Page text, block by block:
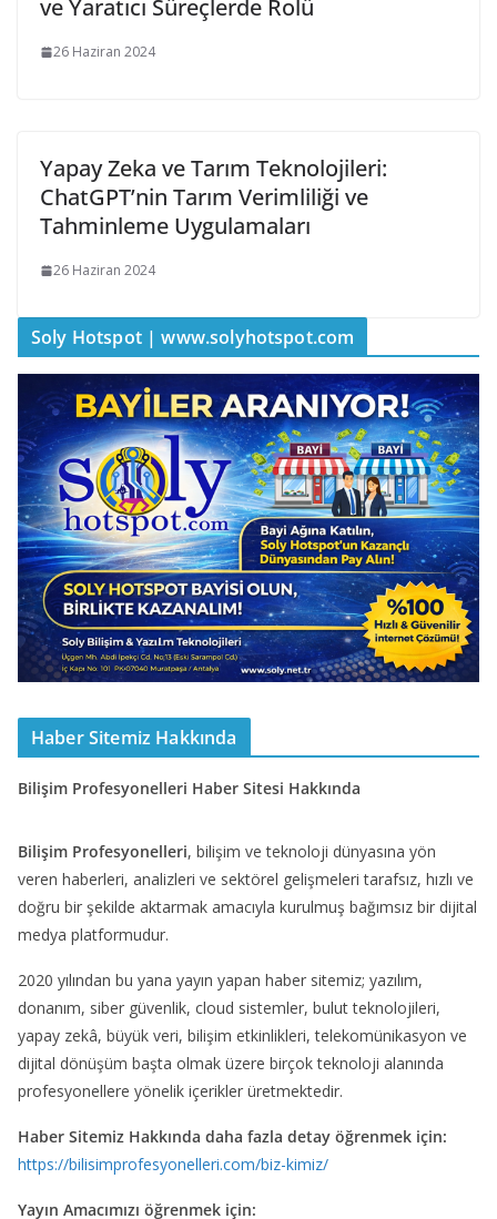
ve Yaratıcı Süreçlerde Rolü
26 Haziran 2024
Yapay Zeka ve Tarım Teknolojileri:
ChatGPT’nin Tarım Verimliliği ve
Tahminleme Uygulamaları
26 Haziran 2024
Soly Hotspot | www.solyhotspot.com
Haber Sitemiz Hakkında
Bilişim Profesyonelleri Haber Sitesi Hakkında
Bilişim Profesyonelleri, bilişim ve teknoloji dünyasına yön
veren haberleri, analizleri ve sektörel gelişmeleri tarafsız, hızlı ve
doğru bir şekilde aktarmak amacıyla kurulmuş bağımsız bir dijital
medya platformudur.
2020 yılından bu yana yayın yapan haber sitemiz; yazılım,
donanım, siber güvenlik, cloud sistemler, bulut teknolojileri,
yapay zekâ, büyük veri, bilişim etkinlikleri, telekomünikasyon ve
dijital dönüşüm başta olmak üzere birçok teknoloji alanında
profesyonellere yönelik içerikler üretmektedir.
Haber Sitemiz Hakkında daha fazla detay öğrenmek için:
https://bilisimprofesyonelleri.com/biz-kimiz/
Yayın Amacımızı öğrenmek için: